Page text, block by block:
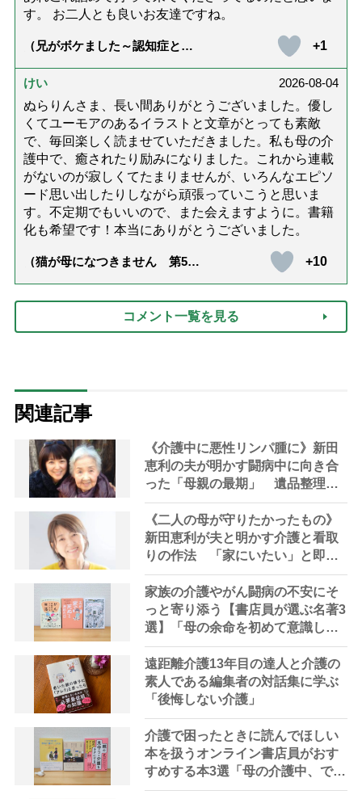
す。 お二人とも良いお友達ですね。
（兄がボケました～認知症と介
達』が届きました」）
+1
けい
2026-08-04
ぬらりんさま、長い間ありがとうございました。優し
くてユーモアのあるイラストと文章がとっても素敵
で、毎回楽しく読ませていただきました。私も母の介
護中で、癒されたり励みになりました。これから連載
がないのが寂しくてたまりませんが、いろんなエピソ
ード思い出したりしながら頑張っていこうと思いま
す。不定期でもいいので、また会えますように。書籍
化も希望です！本当にありがとうございました。
（猫が母になつきません 第500
+10
コメント一覧を見る
関連記事
《介護中に悪性リンパ腫に》新田
恵利の夫が明かす闘病中に向き合
った「母親の最期」 遺品整理で
苦戦した400着の着物と毛皮の“意
外な行方”
《二人の母が守りたかったもの》
新田恵利が夫と明かす介護と看取
りの作法 「家にいたい」と即答
した実母と「赤坂を離れたくな
い」元銀座のクラブオーナーの義
母
家族の介護やがん闘病の不安にそ
っと寄り添う【書店員が選ぶ名著3
選】「母の余命を初めて意識した
瞬間のこと」
遠距離介護13年目の達人と介護の
素人である編集者の対話集に学ぶ
「後悔しない介護」
介護で困ったときに読んでほしい
本を扱うオンライン書店員がおす
すめする本3選「母の介護中、でき
ないことが増えても解決策を見つ